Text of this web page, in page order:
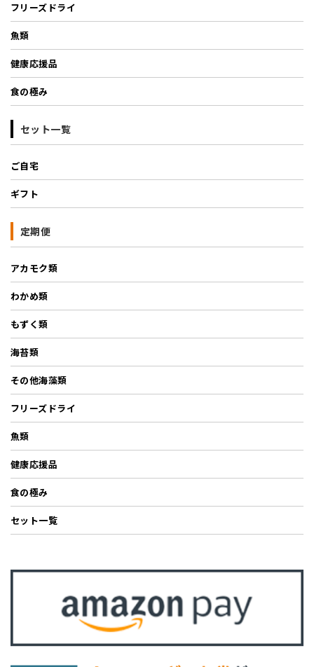
フリーズドライ
魚類
健康応援品
食の極み
セット一覧
ご自宅
ギフト
定期便
アカモク類
わかめ類
もずく類
海苔類
その他海藻類
フリーズドライ
魚類
健康応援品
食の極み
セット一覧